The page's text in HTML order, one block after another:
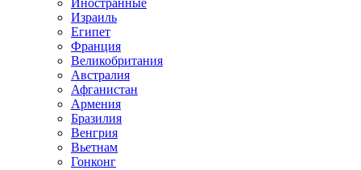
Иностранные
Израиль
Египет
Франция
Великобритания
Австралия
Афганистан
Армения
Бразилия
Венгрия
Вьетнам
Гонконг